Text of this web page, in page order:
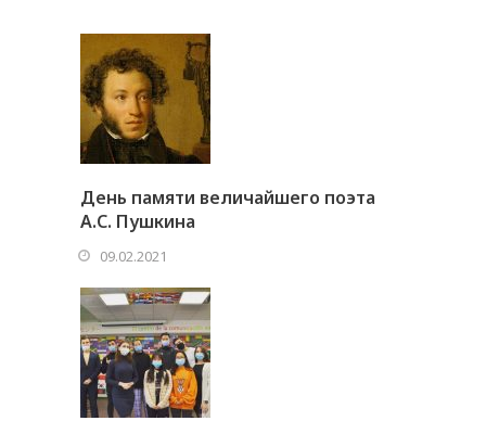
День памяти величайшего поэта
А.С. Пушкина
09.02.2021